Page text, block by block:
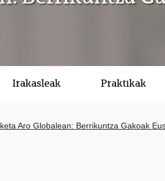
Irakasleak Praktikak
Aro Globalean: Berrikuntza Gakoak